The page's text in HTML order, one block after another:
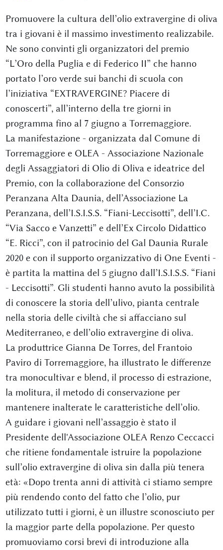
Promuovere la cultura dell’olio extravergine di oliva
tra i giovani è il massimo investimento realizzabile.
Ne sono convinti gli organizzatori del premio
“L’Oro della Puglia e di Federico II” che hanno
portato l’oro verde sui banchi di scuola con
l’iniziativa “EXTRAVERGINE? Piacere di
conoscerti”, all’interno della tre giorni in
programma fino al 7 giugno a Torremaggiore.
La manifestazione - organizzata dal Comune di
Torremaggiore e OLEA - Associazione Nazionale
degli Assaggiatori di Olio di Oliva e ideatrice del
Premio, con la collaborazione del Consorzio
Peranzana Alta Daunia, dell’Associazione La
Peranzana, dell’I.S.I.S.S. “Fiani-Leccisotti”, dell’I.C.
“Via Sacco e Vanzetti” e dell’Ex Circolo Didattico
“E. Ricci”, con il patrocinio del Gal Daunia Rurale
2020 e con il supporto organizzativo di One Eventi -
è partita la mattina del 5 giugno dall’I.S.I.S.S. “Fiani
- Leccisotti”. Gli studenti hanno avuto la possibilità
di conoscere la storia dell’ulivo, pianta centrale
nella storia delle civiltà che si affacciano sul
Mediterraneo, e dell’olio extravergine di oliva.
La produttrice Gianna De Torres, del Frantoio
Paviro di Torremaggiore, ha illustrato le differenze
tra monocultivar e blend, il processo di estrazione,
la molitura, il metodo di conservazione per
mantenere inalterate le caratteristiche dell’olio.
A guidare i giovani nell’assaggio è stato il
Presidente dell'Associazione OLEA Renzo Ceccacci
che ritiene fondamentale istruire la popolazione
sull’olio extravergine di oliva sin dalla più tenera
età: «Dopo trenta anni di attività ci stiamo sempre
più rendendo conto del fatto che l’olio, pur
utilizzato tutti i giorni, è un illustre sconosciuto per
la maggior parte della popolazione. Per questo
promuoviamo corsi brevi di introduzione alla